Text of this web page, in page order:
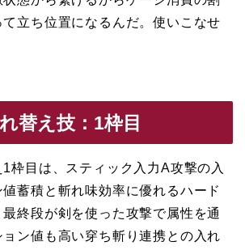
立ち位置になるんだ。使いこなせ
替え技：1枠目
枠目は、スティック入力A攻撃の入
蓄積と斬れ味効率に優れるハード
終段が剣を使った攻撃で属性を通
ョン値も高い穿ち斬り連携との入れ